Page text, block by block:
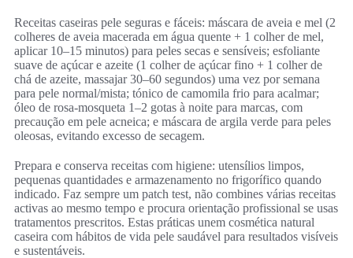
Receitas caseiras pele seguras e fáceis: máscara de aveia e mel (2
colheres de aveia macerada em água quente + 1 colher de mel,
aplicar 10–15 minutos) para peles secas e sensíveis; esfoliante
suave de açúcar e azeite (1 colher de açúcar fino + 1 colher de
chá de azeite, massajar 30–60 segundos) uma vez por semana
para pele normal/mista; tónico de camomila frio para acalmar;
óleo de rosa‑mosqueta 1–2 gotas à noite para marcas, com
precaução em pele acneica; e máscara de argila verde para peles
oleosas, evitando excesso de secagem.
Prepara e conserva receitas com higiene: utensílios limpos,
pequenas quantidades e armazenamento no frigorífico quando
indicado. Faz sempre um patch test, não combines várias receitas
activas ao mesmo tempo e procura orientação profissional se usas
tratamentos prescritos. Estas práticas unem cosmética natural
caseira com hábitos de vida pele saudável para resultados visíveis
e sustentáveis.